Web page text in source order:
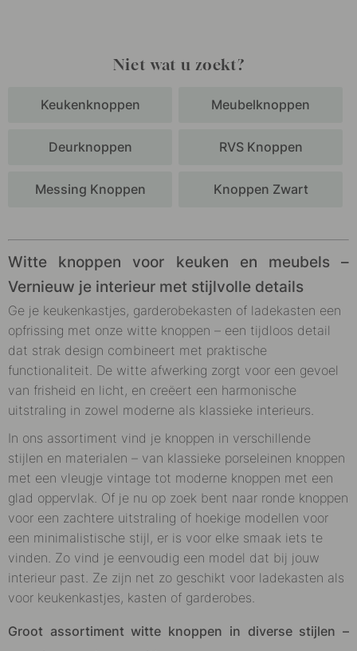
Niet wat u zoekt?
Keukenknoppen Meubelknoppen
Deurknoppen RVS Knoppen
Messing Knoppen Knoppen Zwart
Witte knoppen voor keuken en meubels –
Vernieuw je interieur met stijlvolle details
Ge je keukenkastjes, garderobekasten of ladekasten een
opfrissing met onze witte knoppen – een tijdloos detail
dat strak design combineert met praktische
functionaliteit. De witte afwerking zorgt voor een gevoel
van frisheid en licht, en creëert een harmonische
uitstraling in zowel moderne als klassieke interieurs.
In ons assortiment vind je knoppen in verschillende
stijlen en materialen – van klassieke porseleinen knoppen
met een vleugje vintage tot moderne knoppen met een
glad oppervlak. Of je nu op zoek bent naar ronde knoppen
voor een zachtere uitstraling of hoekige modellen voor
een minimalistische stijl, er is voor elke smaak iets te
vinden. Zo vind je eenvoudig een model dat bij jouw
interieur past. Ze zijn net zo geschikt voor ladekasten als
voor keukenkastjes, kasten of garderobes.
Groot assortiment witte knoppen in diverse stijlen –